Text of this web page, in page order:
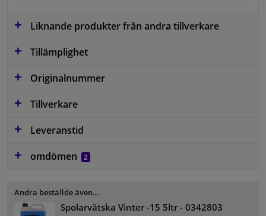
Liknande produkter från andra tillverkare
Tillämplighet
Originalnummer
Tillverkare
Leveranstid
omdömen
2
Andra beställde även…
Spolarvätska Vinter -15 5ltr - 0342803